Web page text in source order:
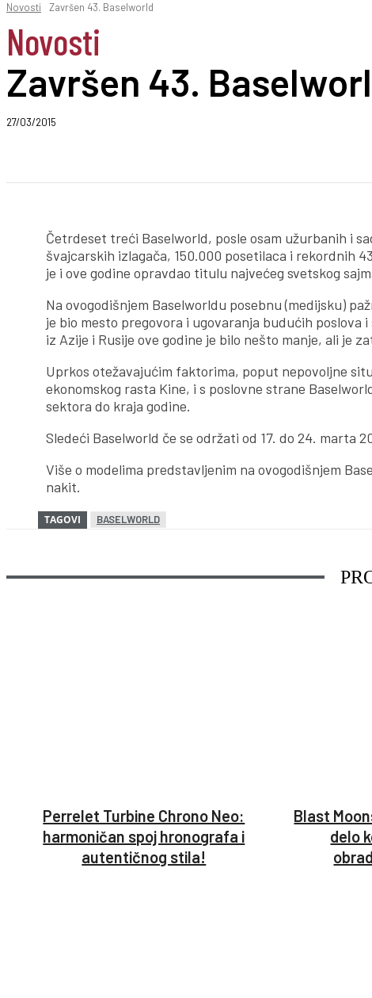
Novosti Završen 43. Baselworld
Novosti
Završen 43.
27/03/2015
Četrdeset treći Baselworld, posle osam užurbanih i
švajcarskih izlagača, 150.000 posetilaca i rekordnih
je i ove godine opravdao titulu najvećeg svetskog
Na ovogodišnjem Baselworldu posebnu (medijsku)
je bio mesto pregovora i ugovaranja budućih
iz Azije i Rusije ove godine je bilo nešto manje, ali je
Uprkos otežavajućim faktorima, poput nepovoljne
ekonomskog rasta Kine, i s poslovne strane
sektora do kraja godine.
Sledeći Baselworld če se održati od 17. do 24. marta
Više o modelima predstavljenim na ovogodišnjem
nakit.
TAGOVI BASELWORLD
Perrelet Turbine Chrono Neo:
harmoničan spoj hronografa i
autentičnog stila!
Blast
delo